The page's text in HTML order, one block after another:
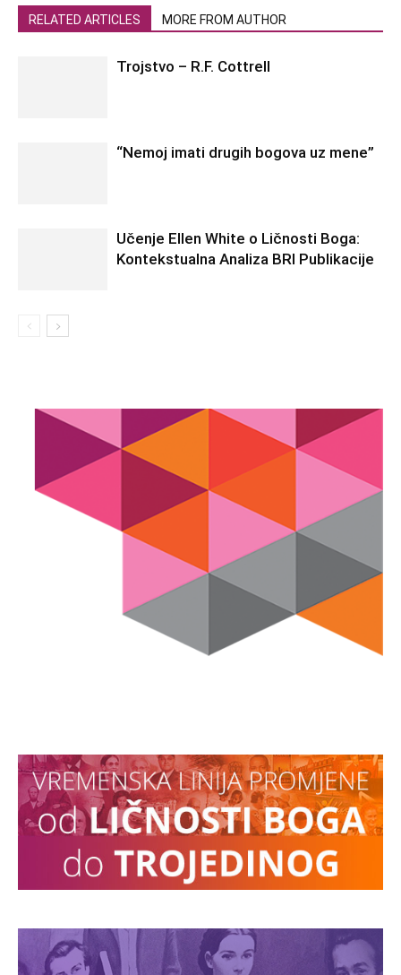
RELATED ARTICLES MORE FROM AUTHOR
Trojstvo – R.F. Cottrell
“Nemoj imati drugih bogova uz mene”
Učenje Ellen White o Ličnosti Boga:
Kontekstualna Analiza BRI Publikacije